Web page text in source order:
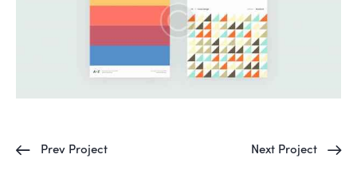
Prev Project Next Project